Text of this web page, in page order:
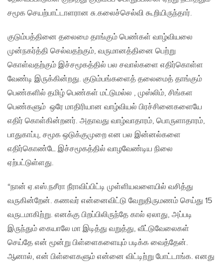
சமூக செயற்பாட்டாளரான சு.கலைச்செல்வி கூறியிருந்தார்.
குடும்பத்தினை தலைமை தாங்கும் பெண்கள் வாழ்வியலை
முன்நகர்த்தி செல்வதற்கும், வருமானத்தினை பெற்று
கொள்வதற்கும் இச்சமூகத்தில் பல சவால்களை எதிர்கொள்ள
வேண்டி இருக்கின்றது. குடும்பங்களைத் தலைமைத் தாங்கும்
பெண்களில் தமிழ் பெண்கள் மட்டுமல்ல , முஸ்லிம், சிங்கள
பெண்களும் ஒரே மாதிரியான வாழ்வியல் பிரச்சினைகளையே
எதிர் கொள்கின்றனர். அதாவது வாழ்வாதாரம், பொருளாதாரம்,
பாதுகாப்பு, சமூக ஒடுக்குமுறை என பல இன்னல்களை
எதிர்கொண்டே இச்சமூகத்தில் வாழவேண்டிய நிலை
ஏற்பட்டுள்ளது.
“நான் ஏ.எஸ்.நசீரா நீராவிப்பிட்டி முள்ளியவளையில் வசித்து
வருகின்றேன். கணவர் என்னைவிட்டு வேறுதிருமணம் செய்து 15
வருடமாகிற்று. எனக்கு பிறப்பிலிருந்தே கால் ஏலாது, அப்படி
இருந்தும் கையாலே மா இடித்து வறுத்து, வீட்டுவேலைகள்
செய்தே என் மூன்று பிள்ளைகளையும் படிக்க வைத்தேன்.
ஆனால், என் பிள்ளைகளும் என்னை விட்டிற்று போட்டாங்க. எனது